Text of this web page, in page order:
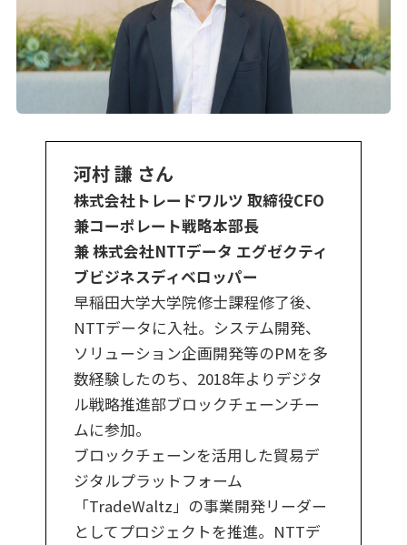
河村 謙 さん
株式会社トレードワルツ 取締役CFO
兼コーポレート戦略本部長
兼 株式会社NTTデータ エグゼクティ
ブビジネスディベロッパー
早稲田大学大学院修士課程修了後、
NTTデータに入社。システム開発、
ソリューション企画開発等のPMを多
数経験したのち、2018年よりデジタ
ル戦略推進部ブロックチェーンチー
ムに参加。
ブロックチェーンを活用した貿易デ
ジタルプラットフォーム
「TradeWaltz」の事業開発リーダー
としてプロジェクトを推進。NTTデ